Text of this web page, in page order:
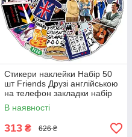
Стикери наклейки Набір 50
шт Friends Друзі англійською
на телефон закладки набір
наліпки eng
В наявності
313 ₴ 626 ₴